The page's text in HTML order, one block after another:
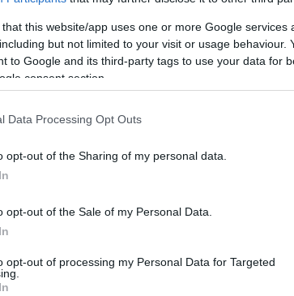
that this website/app uses one or more Google services
but not limited to your visit or usage behaviour.
to Google and its third-party tags to use your data for
consent section.
Data Processing Opt Outs
opt-out of the Sharing of my personal data.
opt-out of the Sale of my Personal Data.
opt-out of processing my Personal Data for Targeted
valutato incentiva la costanza, riduce
Questo articolo offre una guida